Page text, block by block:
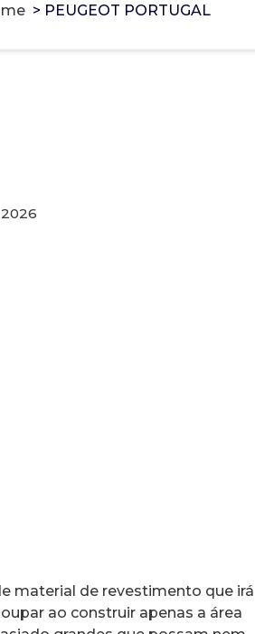
> PEUGEOT PORTUGAL
2026
material de revestimento que irá
ao construir apenas a área